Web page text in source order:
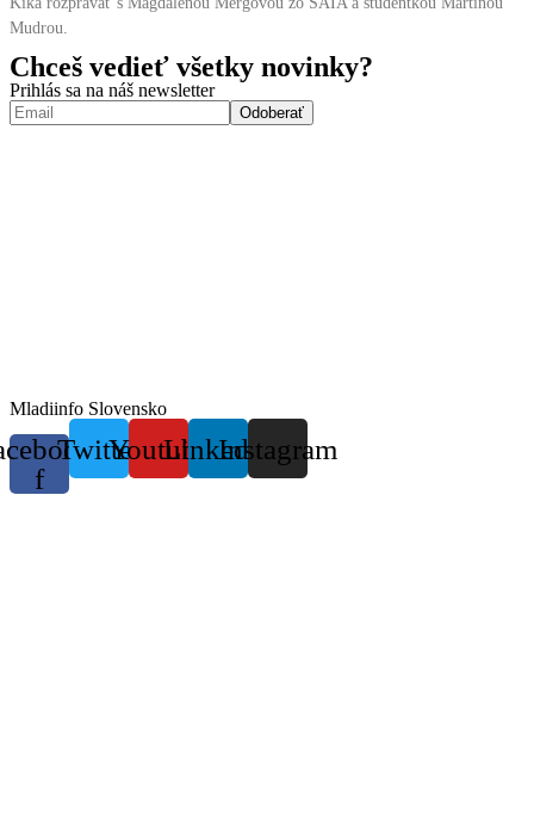
Mudrou.
Chceš vedieť všetky novinky?
Prihlás sa na náš newsletter
Mladiinfo Slovensko
f
TwitterYoutubeLinkedinInstagram